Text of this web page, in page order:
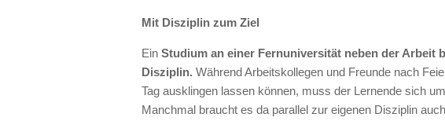
Mit Disziplin zum Ziel
Ein Studium an einer Fernuniversität neben der Arbeit
Disziplin. Während Arbeitskollegen und Freunde nach
Tag ausklingen lassen können, muss der Lernende sich
Manchmal braucht es da parallel zur eigenen Disziplin